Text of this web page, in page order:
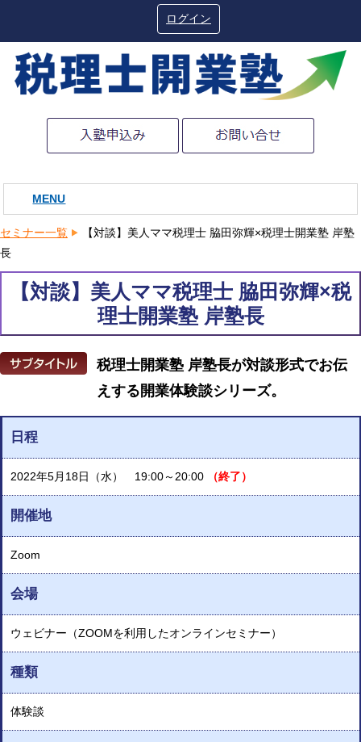
ログイン
MENU
セミナー一覧
【対談】美人ママ税理士 脇田弥輝×税理士開業塾 岸塾
長
【対談】美人ママ税理士 脇田弥輝×税
理士開業塾 岸塾長
税理士開業塾 岸塾長が対談形式でお伝
えする開業体験談シリーズ。
日程
2022年5月18日（水） 19:00～20:00 （終了）
開催地
Zoom
会場
ウェビナー（ZOOMを利用したオンラインセミナー）
種類
体験談